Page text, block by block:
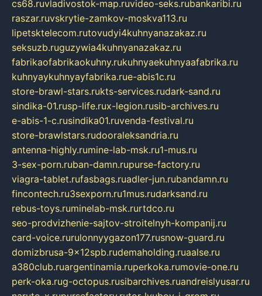
cs68.ruvladivostok-map.ruvideo-seks.rubankaribi.ru
raszar.ruvskrytie-zamkov-moskva113.ru
lipetsktelecom.rutovudyi4kuhnyanazakaz.ru
seksuzb.ruguzywia4kuhnyanazakaz.ru
fabrikaofabrikaokuhny.rukuhnyaekuhnyaafabrika.ru
kuhnyaykuhnyayfabrika.rue-abis1c.ru
store-brawl-stars.rukts-services.rudark-sand.ru
sindika-01.rusp-life.rux-legion.rusib-archives.ru
e-abis-1-c.rusindika01.ruvenda-festival.ru
store-brawlstars.rudooraleksandria.ru
antenna-highly.rumine-lab-msk.ru1-mus.ru
3-sex-porn.ruban-damn.rupurse-factory.ru
viagra-tablet.rufasbags.ruadler-jun.rubandamn.ru
fincontech.ru3sexporn.ru1mus.rudarksand.ru
rebus-toys.ruminelab-msk.rurtdco.ru
seo-prodvizhenie-sajtov-stroitelnyh-kompanij.ru
card-voice.rurulonnyygazon177.rusnow-guard.ru
domizbrusa-9x12spb.rudemaholding.ruaalse.ru
a380club.ruargentinamia.ruperkoka.rumovie-one.ru
perk-oka.rug-octopus.rusibarchives.ruandreislyusar.ru